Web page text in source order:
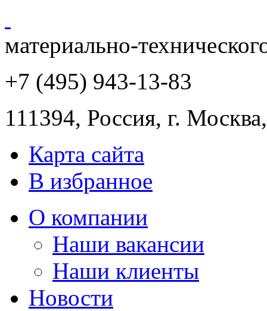
материально-
+7 (495) 943-13-83
111394, Россия, г. Москва
Карта сайта
В избранное
О компании
Наши вакансии
Наши клиенты
Новости